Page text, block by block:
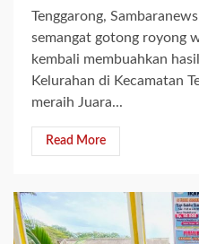
Tenggarong,
semangat gotong royong
kembali membuahkan
Kelurahan di Kecamatan
meraih Juara...
Read More